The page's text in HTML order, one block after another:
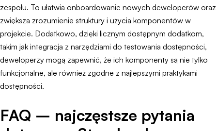
zespołu. To ułatwia onboardowanie nowych deweloperów oraz
zwiększa zrozumienie struktury i użycia komponentów w
projekcie. Dodatkowo, dzięki licznym dostępnym dodatkom,
takim jak integracja z narzędziami do testowania dostępności,
deweloperzy mogą zapewnić, że ich komponenty są nie tylko
funkcjonalne, ale również zgodne z najlepszymi praktykami
dostępności.
FAQ – najczęstsze pytania